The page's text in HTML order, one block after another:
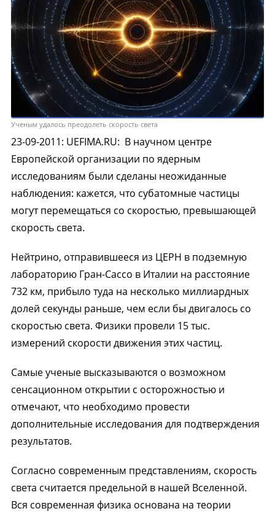
Ученым удалось преодолеть скорость света
23-09-2011: UEFIMA.RU: В научном центре
Европейской организации по ядерным
исследованиям были сделаны неожиданные
наблюдения: кажется, что субатомные частицы
могут перемещаться со скоростью, превышающей
скорость света.
Нейтрино, отправившееся из ЦЕРН в подземную
лабораторию Гран-Сассо в Италии на расстояние
732 км, прибыло туда на несколько миллиардных
долей секунды раньше, чем если бы двигалось со
скоростью света. Физики провели 15 тыс.
измерений скорости движения этих частиц.
Самые ученые высказываются о возможном
сенсационном открытии с осторожностью и
отмечают, что необходимо провести
дополнительные исследования для подтверждения
результатов.
Согласно современным представлениям, скорость
света считается предельной в нашей Вселенной.
Вся современная физика основана на теории